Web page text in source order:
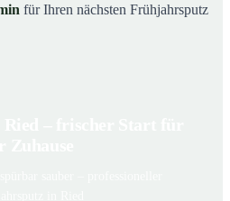
für Ihren nächsten Frühjahrsputz